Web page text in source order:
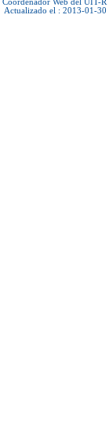
Coordenador Web del UIT-R
Actualizado el : 2013-01-30